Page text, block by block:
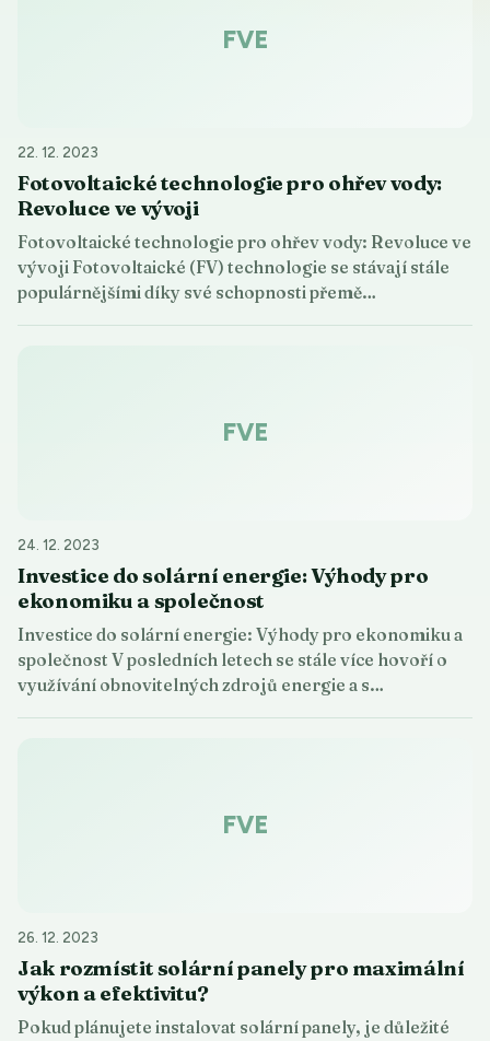
FVE
22. 12. 2023
Fotovoltaické technologie pro ohřev vody:
Revoluce ve vývoji
Fotovoltaické technologie pro ohřev vody: Revoluce ve
vývoji Fotovoltaické (FV) technologie se stávají stále
populárnějšími díky své schopnosti přemě…
FVE
24. 12. 2023
Investice do solární energie: Výhody pro
ekonomiku a společnost
Investice do solární energie: Výhody pro ekonomiku a
společnost V posledních letech se stále více hovoří o
využívání obnovitelných zdrojů energie a s…
FVE
26. 12. 2023
Jak rozmístit solární panely pro maximální
výkon a efektivitu?
Pokud plánujete instalovat solární panely, je důležité